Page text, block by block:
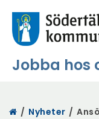
Jobba hos
Start
/ Nyheter /